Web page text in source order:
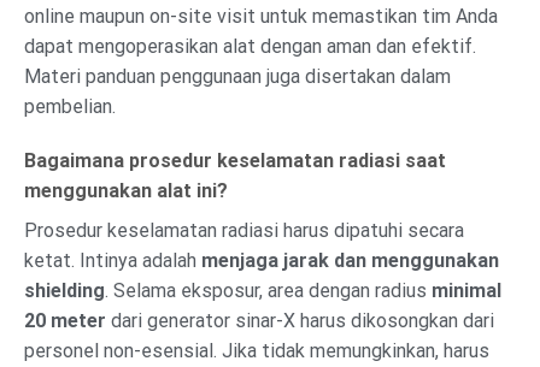
online maupun on-site visit untuk memastikan tim Anda
dapat mengoperasikan alat dengan aman dan efektif.
Materi panduan penggunaan juga disertakan dalam
pembelian.
Bagaimana prosedur keselamatan radiasi saat
menggunakan alat ini?
Prosedur keselamatan radiasi harus dipatuhi secara
ketat. Intinya adalah menjaga jarak dan menggunakan
shielding. Selama eksposur, area dengan radius minimal
20 meter dari generator sinar-X harus dikosongkan dari
personel non-esensial. Jika tidak memungkinkan, harus